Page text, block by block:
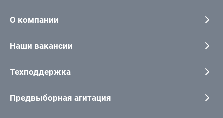
О компании
Наши вакансии
Техподдержка
Предвыборная агитация